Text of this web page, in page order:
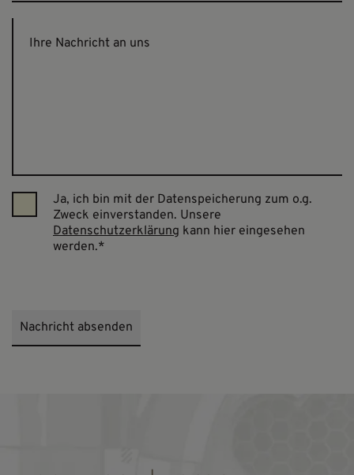
Ja, ich bin mit der Datenspeicherung zum o.g.
Zweck einverstanden. Unsere
Datenschutzerklärung kann hier eingesehen
werden.*
Nachricht absenden